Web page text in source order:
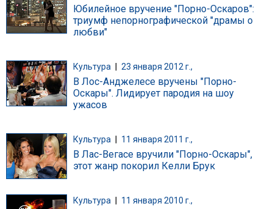
Юбилейное вручение "Порно-Оскаров":
триумф непорнографической "драмы о
любви"
Культура 23 января 2012 г.,
В Лос-Анджелесе вручены "Порно-
Оскары". Лидирует пародия на шоу
ужасов
Культура 11 января 2011 г.,
В Лас-Вегасе вручили "Порно-Оскары",
этот жанр покорил Келли Брук
Культура 11 января 2010 г.,